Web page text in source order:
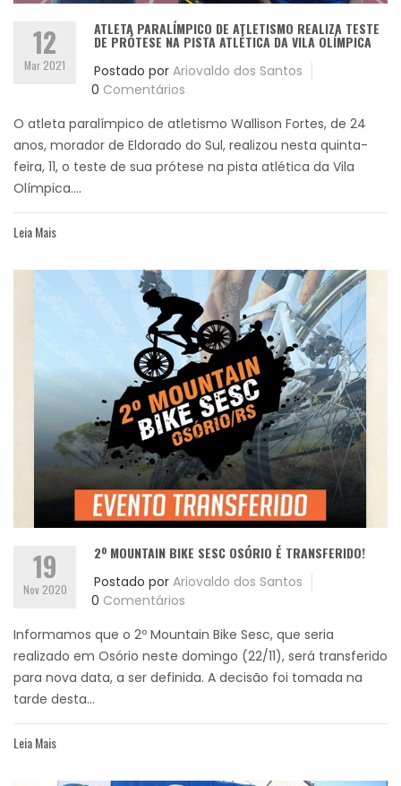
12
Mar 2021
ATLETA PARALÍMPICO DE ATLETISMO REALIZA TESTE
DE PRÓTESE NA PISTA ATLÉTICA DA VILA OLÍMPICA
Postado por Ariovaldo dos Santos
0 Comentários
O atleta paralímpico de atletismo Wallison Fortes, de 24
anos, morador de Eldorado do Sul, realizou nesta quinta-
feira, 11, o teste de sua prótese na pista atlética da Vila
Olímpica....
Leia Mais
19
Nov 2020
2º MOUNTAIN BIKE SESC OSÓRIO É TRANSFERIDO!
Postado por Ariovaldo dos Santos
0 Comentários
Informamos que o 2º Mountain Bike Sesc, que seria
realizado em Osório neste domingo (22/11), será transferido
para nova data, a ser definida. A decisão foi tomada na
tarde desta...
Leia Mais